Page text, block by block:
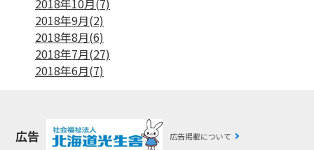
2018年10月(7)
2018年9月(2)
2018年8月(6)
2018年7月(27)
2018年6月(7)
広告 広告掲載について